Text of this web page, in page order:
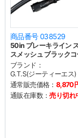
商品番号 038529
50in ブレーキライン
スメッシュ ブラックコ
ブランド：
G.T.S(ジーティーエス)
通常販売価格： 8,870
通販在庫数：売り切れ